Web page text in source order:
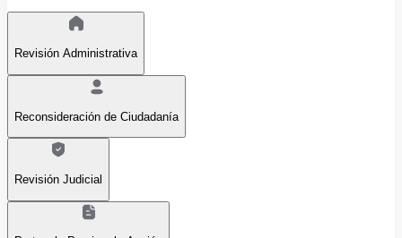
Revisión Administrativa
Reconsideración de Ciudadanía
Revisión Judicial